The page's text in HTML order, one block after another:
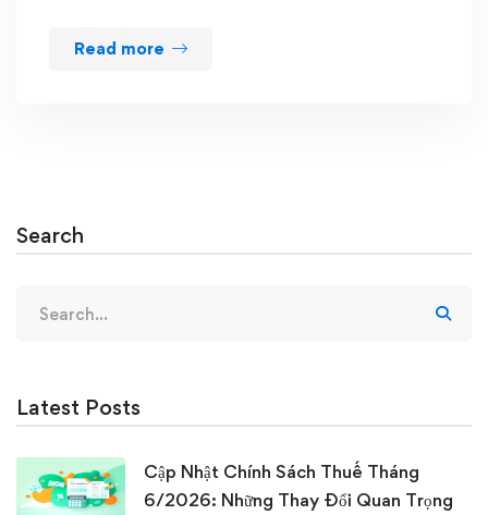
Read more
Search
for:
Latest Posts
Cập Nhật Chính Sách Thuế Tháng
6/2026: Những Thay Đổi Quan Trọng